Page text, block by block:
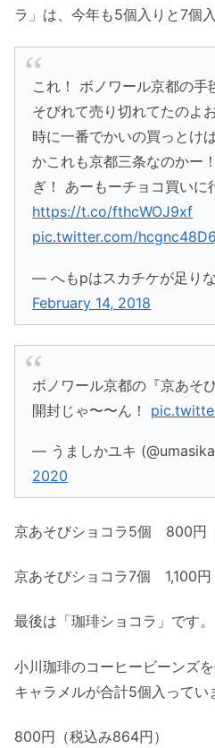
ラ」は、今年も5個入りと7個
これ！ ボノワール京都の手
そびれて売り切れてたのよ
時に一番でかいの買っとけ
かこれも京都三条なのかー
ぎ！ あーもーチョコ買いに
https://t.co/fthcWOJ9xf
pic.twitter.com/
— へもpはスカチケが足り
February 14, 2018
ボノワール京都の『京あそ
開封じゃ〜〜ん！
— うましかユキ
2020
京あそびショコラ5個 800円
京あそびショコラ7個 1,100円
最後は「珈琲ショコラ」です。
小川珈琲のコーヒービーンズ
キャラメルが合計5個入ってい
800円（税込み864円）